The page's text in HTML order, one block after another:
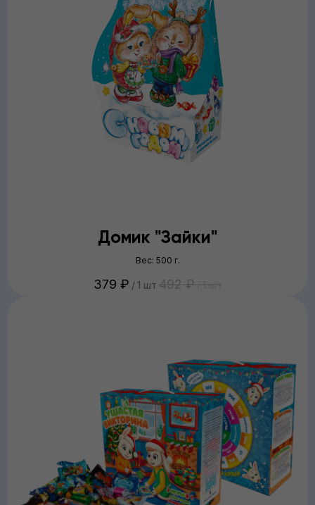
Домик "Зайки"
Вес: 500 г.
379 ₽ / 1 шт 492 ₽/1 шт